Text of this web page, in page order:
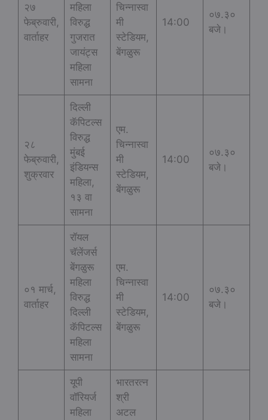
२७
फेब्रुवारी,
वार्ताहर
महिला
विरुद्ध
गुजरात
जायंट्स
महिला
सामना
चिन्नास्वा
मी
स्टेडियम,
बेंगळुरू
14:00
०७.३०
बजे।
२८
फेब्रुवारी,
शुक्रवार
दिल्ली
कॅपिटल्स
विरुद्ध
मुंबई
इंडियन्स
महिला,
१३ वा
सामना
एम.
चिन्नास्वा
मी
स्टेडियम,
बेंगळुरू
14:00
०७.३०
बजे।
०१ मार्च,
वार्ताहर
रॉयल
चॅलेंजर्स
बेंगळुरू
महिला
विरुद्ध
दिल्ली
कॅपिटल्स
महिला
सामना
एम.
चिन्नास्वा
मी
स्टेडियम,
बेंगळुरू
14:00
०७.३०
बजे।
यूपी
वॉरियर्ज
महिला
भारतरत्न
श्री
अटल